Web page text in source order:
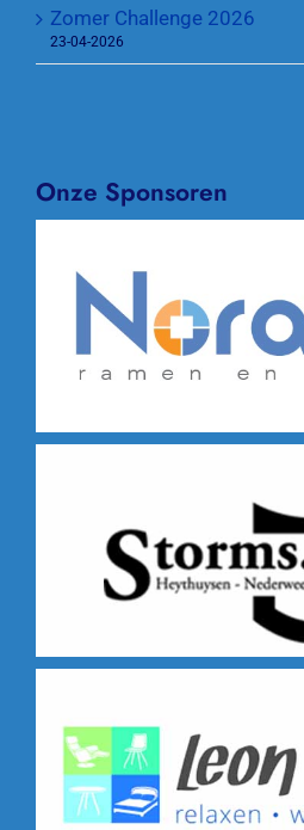
Zomer Challenge 2026
23-04-2026
Onze Sponsoren